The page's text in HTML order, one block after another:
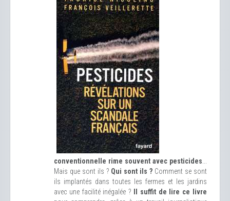
conventionnelle rime souvent avec pesticides
Mais que sont ils ? Qui sont ils ? Comment se sont
ils implantés dans toutes les fermes et les jardins
avec une facilité inégalée ?
Il suffit de lire ce livre